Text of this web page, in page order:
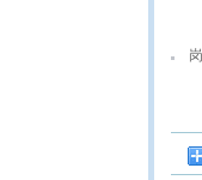
岗